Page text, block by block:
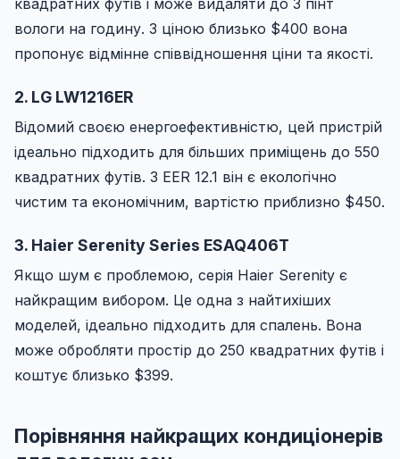
квадратних футів і може видаляти до 3 пінт
вологи на годину. З ціною близько $400 вона
пропонує відмінне співвідношення ціни та якості.
2. LG LW1216ER
Відомий своєю енергоефективністю, цей пристрій
ідеально підходить для більших приміщень до 550
квадратних футів. З EER 12.1 він є екологічно
чистим та економічним, вартістю приблизно $450.
3. Haier Serenity Series ESAQ406T
Якщо шум є проблемою, серія Haier Serenity є
найкращим вибором. Це одна з найтихіших
моделей, ідеально підходить для спалень. Вона
може обробляти простір до 250 квадратних футів і
коштує близько $399.
Порівняння найкращих кондиціонерів